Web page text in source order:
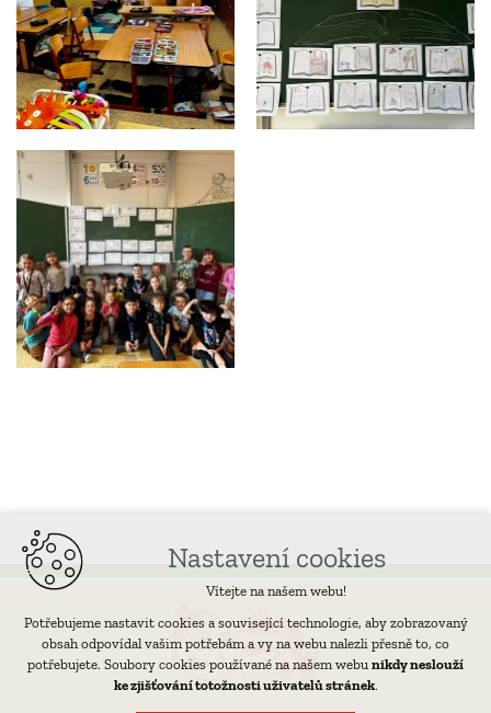
Nastavení cookies
Vítejte na našem webu!
Potřebujeme nastavit cookies a související technologie, aby zobrazovaný
obsah odpovídal vašim potřebám a vy na webu nalezli přesně to, co
potřebujete. Soubory cookies používané na našem webu nikdy neslouží
ke zjišťování totožnosti uživatelů stránek.